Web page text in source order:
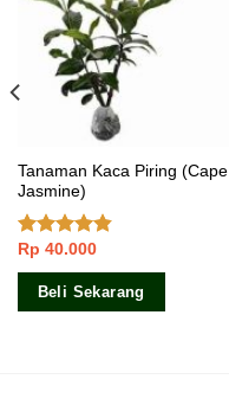
Tanaman Kaca Piring (Cape
Jasmine)
Dinilai
4.50dari 5
Rp 40.000
Beli Sekarang